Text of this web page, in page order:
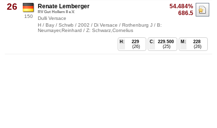
26
150
54.484%
686.5
Renate Lemberger
RV Gut Hollern II e.V.
Dulli Versace
H / Bay / Schwb / 2002 / Di Versace / Rothenburg J / B:
Neumayer,Reinhard / Z: Schwarz,Cornelius
M:
228
(26)
C:
229.500
(25)
H:
229
(26)